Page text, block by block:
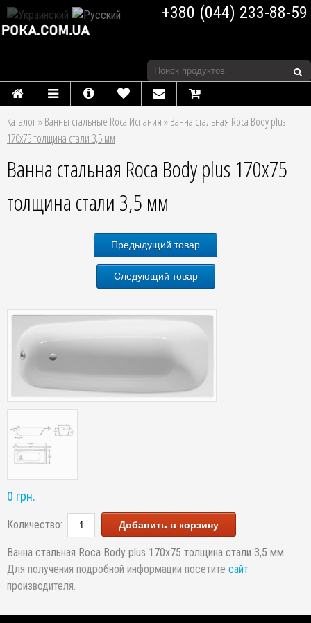
+380 (044) 233-88-59
Каталог»Ванны стальные Roca Испания»Ванна стальная Roca Body plus
170x75 толщина стали 3,5 мм
Ванна стальная Roca Body plus 170x75
толщина стали 3,5 мм
Предыдущий товар
Следующий товар
0 грн.
Количество: Добавить в корзину
Ванна стальная Roca Body plus 170x75 толщина стали 3,5 мм
Для получения подробной информации посетите сайт
производителя.